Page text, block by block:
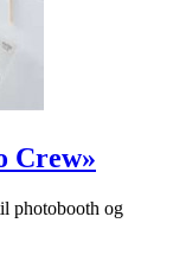
Crew»
photobooth og